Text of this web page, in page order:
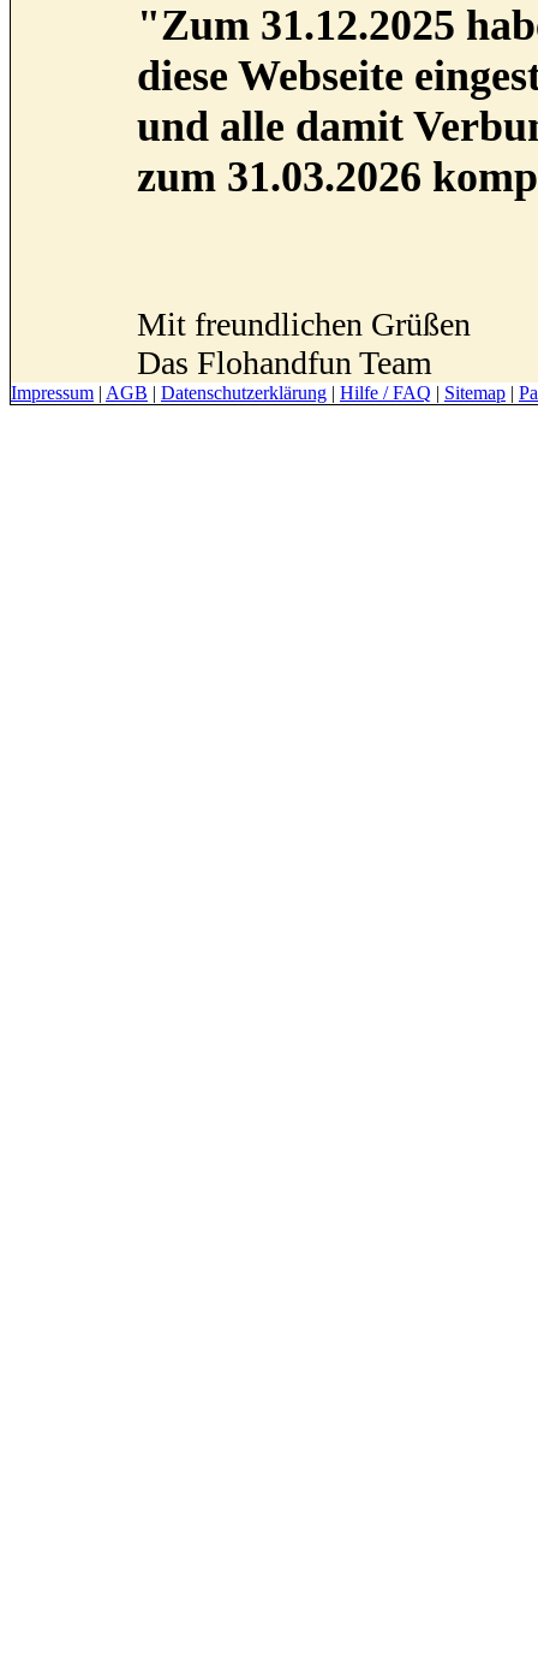
"Zum 31.12.2025
diese Webseite
und alle damit
zum 31.03.2026
Mit freundlichen Grüßen
Das Flohandfun Team
Impressum | AGB | Datenschutzerklärung | Hilfe / FAQ | Sitemap |